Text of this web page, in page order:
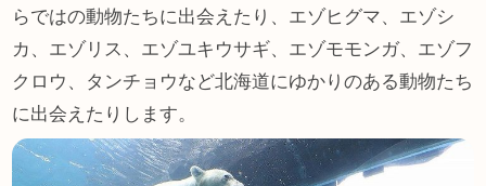
らではの動物たちに出会えたり、エゾヒグマ、エゾシ
カ、エゾリス、エゾユキウサギ、エゾモモンガ、エゾフ
クロウ、タンチョウなど北海道にゆかりのある動物たち
に出会えたりします。